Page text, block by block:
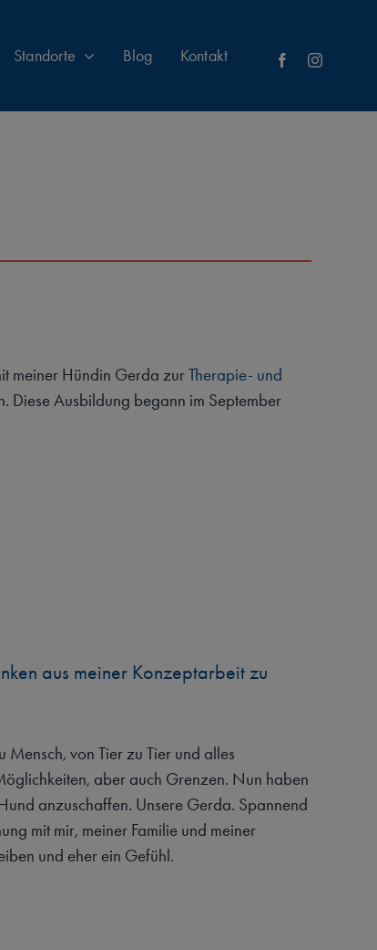
Standorte Blog Kontakt
meiner Hündin Gerda zurTherapie- und
Diese Ausbildung begann im September
aus meiner Konzeptarbeit zu
von Tier zu Tier und alles
aber auch Grenzen. Nun haben
anzuschaffen. Unsere Gerda. Spannend
mit mir, meiner Familie und meiner
und eher ein Gefühl.